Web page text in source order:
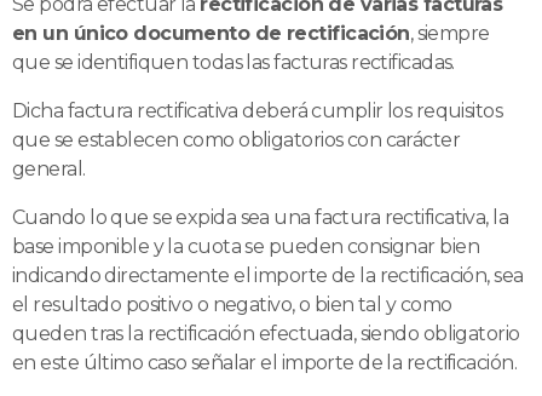
en un único documento de rectificación, siempre
que se identifiquen todas las facturas rectificadas.
Dicha factura rectificativa deberá cumplir los requisitos
que se establecen como obligatorios con carácter
general.
Cuando lo que se expida sea una factura rectificativa, la
base imponible y la cuota se pueden consignar bien
indicando directamente el importe de la rectificación, sea
el resultado positivo o negativo, o bien tal y como
queden tras la rectificación efectuada, siendo obligatorio
en este último caso señalar el importe de la rectificación.